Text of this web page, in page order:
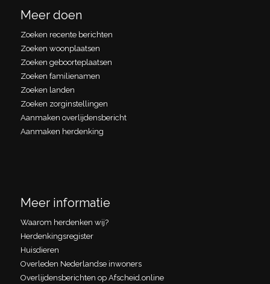
Meer doen
Zoeken recente berichten
Zoeken woonplaatsen
Zoeken geboorteplaatsen
Zoeken familienamen
Zoeken landen
Zoeken zorginstellingen
Aanmaken overlijdensbericht
Aanmaken herdenking
Meer informatie
Waarom herdenken wij?
Herdenkingsregister
Huisdieren
Overleden Nederlandse inwoners
Overlijdensberichten op Afscheid.online